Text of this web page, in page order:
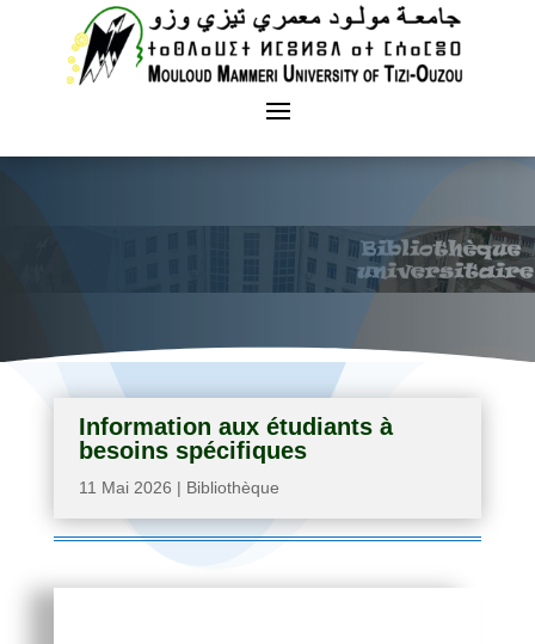
Information aux étudiants à
besoins spécifiques
11 Mai 2026 | Bibliothèque